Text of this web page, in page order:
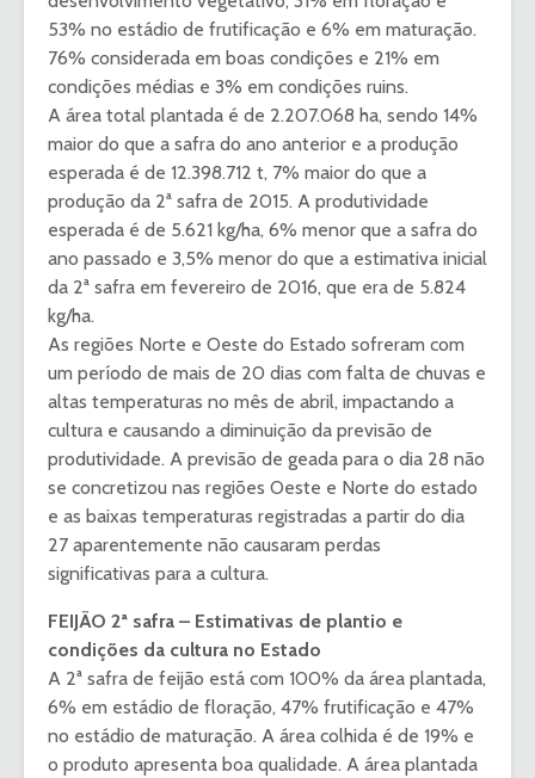
53% no estádio de frutificação e 6% em maturação.
76% considerada em boas condições e 21% em
condições médias e 3% em condições ruins.
A área total plantada é de 2.207.068 ha, sendo 14%
maior do que a safra do ano anterior e a produção
esperada é de 12.398.712 t, 7% maior do que a
produção da 2ª safra de 2015. A produtividade
esperada é de 5.621 kg/ha, 6% menor que a safra do
ano passado e 3,5% menor do que a estimativa inicial
da 2ª safra em fevereiro de 2016, que era de 5.824
kg/ha.
As regiões Norte e Oeste do Estado sofreram com
um período de mais de 20 dias com falta de chuvas e
altas temperaturas no mês de abril, impactando a
cultura e causando a diminuição da previsão de
produtividade. A previsão de geada para o dia 28 não
se concretizou nas regiões Oeste e Norte do estado
e as baixas temperaturas registradas a partir do dia
27 aparentemente não causaram perdas
significativas para a cultura.
FEIJÃO 2ª safra – Estimativas de plantio e
condições da cultura no Estado
A 2ª safra de feijão está com 100% da área plantada,
6% em estádio de floração, 47% frutificação e 47%
no estádio de maturação. A área colhida é de 19% e
o produto apresenta boa qualidade. A área plantada